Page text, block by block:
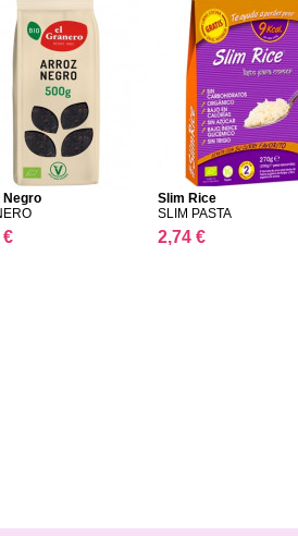
€
Slim Rice
SLIM PASTA
2,74 €